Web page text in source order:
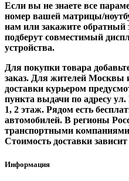
Если вы не знаете все
номер вашей матрицы/
нам или закажите
подберут совместимый
устройства.
Для покупки товара
заказ. Для жителей Москвы
доставки курьером
пункта выдачи по адресу
1, 2 этаж. Рядом есть
автомобилей. В регионы
транспортными
Стоимость доставки зависит
Информация